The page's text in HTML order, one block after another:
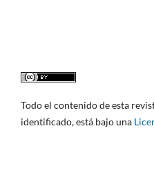
Todo el contenido de esta
identificado, está bajo una